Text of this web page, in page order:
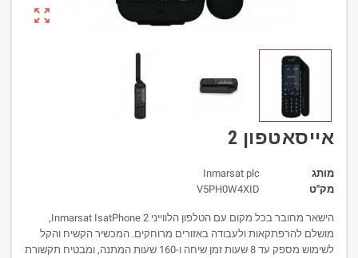
zoom_out_map
אייסאטפון 2
מותג
Inmarsat plc
מק''ט
V5PH0W4XID
הישאר מחובר בכל מקום עם הטלפון הלווייני Inmarsat IsatPhone 2,
מושלם להרפתקאות ולעבודה באזורים מרוחקים. המכשיר הקשיח והקל
לשימוש מספק עד 8 שעות זמן שיחה ו-160 שעות המתנה, ומבטיח תקשורת